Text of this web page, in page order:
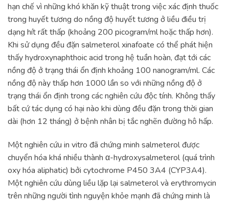
hạn chế vì những khó khăn kỹ thuật trong việc xác định thuốc
trong huyết tương do nồng độ huyết tương ở liều điều trị
dạng hít rất thấp (khoảng 200 picogram/ml hoặc thấp hơn).
Khi sử dụng đều đặn salmeterol xinafoate có thể phát hiện
thấy hydroxynaphthoic acid trong hệ tuần hoàn, đạt tới các
nồng độ ở trạng thái ổn định khoảng 100 nanogram/ml. Các
nồng độ này thấp hơn 1000 lần so với những nồng độ ở
trạng thái ổn định trong các nghiên cứu độc tính. Không thấy
bất cứ tác dụng có hại nào khi dùng đều đặn trong thời gian
dài (hơn 12 tháng) ở bệnh nhân bị tắc nghẽn đường hô hấp.
Một nghiên cứu in vitro đã chứng minh salmeterol được
chuyển hóa khá nhiều thành α-hydroxysalmeterol (quá trình
oxy hóa aliphatic) bởi cytochrome P450 3A4 (CYP3A4).
Một nghiên cứu dùng liều lặp lại salmeterol và erythromycin
trên những người tình nguyện khỏe mạnh đã chứng minh là